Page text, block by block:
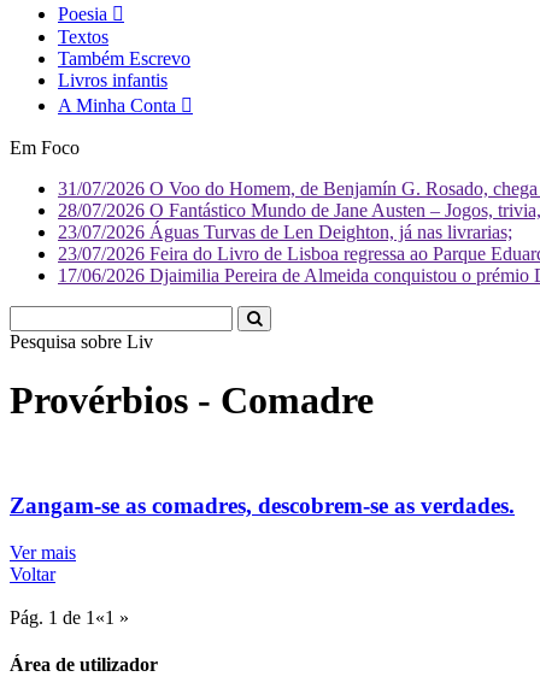
Poesia
Textos
Também Escrevo
Livros infantis
A Minha Conta
Em Foco
31/07/2026 O Voo do Homem, de Benjamín G. Rosado,
28/07/2026 O Fantástico Mundo de Jane Austen – Jogos,
23/07/2026 Águas Turvas de Len Deighton, já nas livrarias;
23/07/2026 Feira do Livro de Lisboa regressa ao Parque
17/06/2026 Djaimilia Pereira de Almeida conquistou o
Pesquisa sobre Literatura
Provérbios - Comadre
Zangam-se as comadres, descobrem-se as verdades.
Ver mais
Voltar
Pág. 1 de 1 «1 »
Área de utilizador